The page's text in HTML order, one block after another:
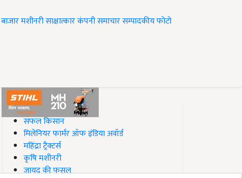
बाजारमशीनरीसाक्षात्कारकंपनी समाचारसम्पादकीयफोटो
#Top on Krishi Jagran
सफल किसान
मिलेनियर फार्मर ऑफ इंडिया अवॉर्ड
महिंद्रा ट्रैक्टर्स
कृषि मशीनरी
जायद की फसल